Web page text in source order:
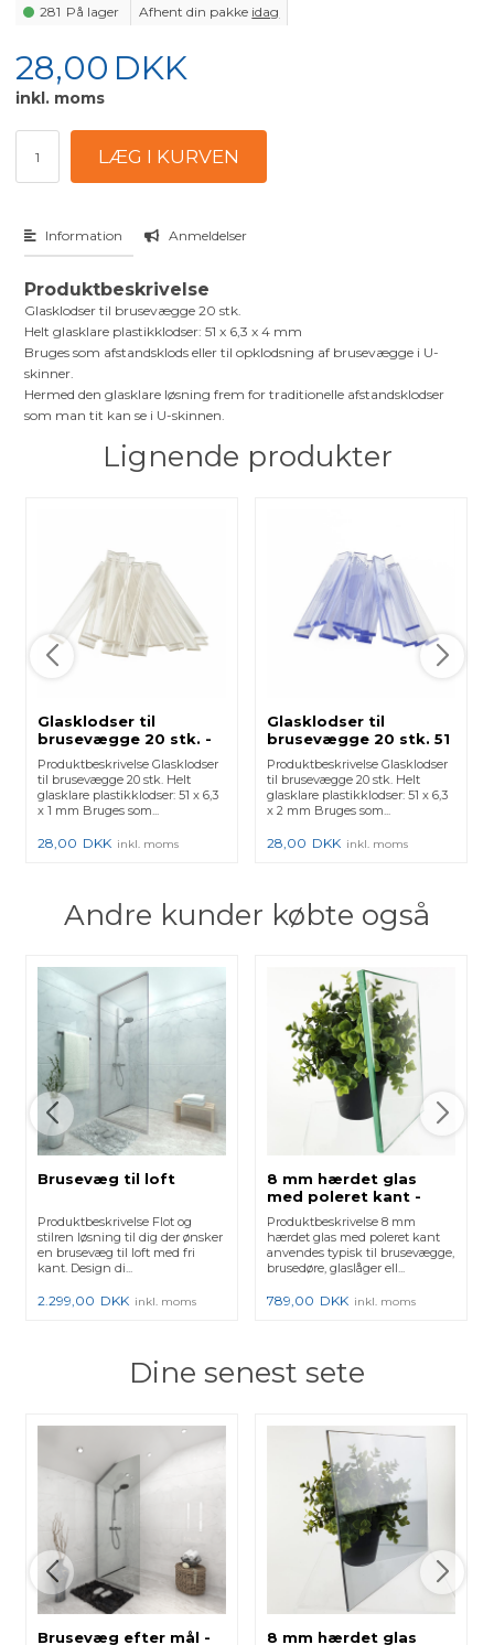
281 På lager Afhent din pakke idag
28,00 DKK
inkl. moms
Information Anmeldelser
Produktbeskrivelse
Glasklodser til brusevægge 20 stk.
Helt glasklare plastikklodser: 51 x 6,3 x 4 mm
Bruges som afstandsklods eller til opklodsning af brusevægge i U-
skinner.
Hermed den glasklare løsning frem for traditionelle afstandsklodser
som man tit kan se i U-skinnen.
Lignende produkter
Glasklodser til
brusevægge 20 stk. -
51 x 6 x 1 mm
Produktbeskrivelse Glasklodser
til brusevægge 20 stk. Helt
glasklare plastikklodser: 51 x 6,3
x 1 mm Bruges som...
28,00 DKK inkl. moms
Glasklodser til
brusevægge 20 stk. 51
x 6 x 2 mm
Produktbeskrivelse Glasklodser
til brusevægge 20 stk. Helt
glasklare plastikklodser: 51 x 6,3
x 2 mm Bruges som...
28,00 DKK inkl. moms
Andre kunder købte også
Brusevæg til loft
Produktbeskrivelse Flot og
stilren løsning til dig der ønsker
en brusevæg til loft med fri
kant. Design di...
2.299,00 DKK inkl. moms
8 mm hærdet glas
med poleret kant -
Klar
Produktbeskrivelse 8 mm
hærdet glas med poleret kant
anvendes typisk til brusevægge,
brusedøre, glaslåger ell...
789,00 DKK inkl. moms
Dine senest sete
Brusevæg efter mål -
8 mm hærdet glas